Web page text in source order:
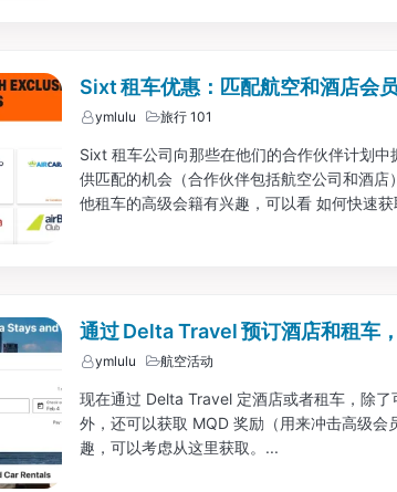
Sixt 租车优惠：匹配航空和酒店会
ymlulu 旅行 101
Sixt 租车公司向那些在他们的合作伙伴计划中
供匹配的机会（合作伙伴包括航空公司和酒店
他租车的高级会籍有兴趣，可以看 如何快速
通过 Delta Travel 预订酒店和租车
ymlulu 航空活动
现在通过 Delta Travel 定酒店或者租车，除
外，还可以获取 MQD 奖励（用来冲击高级会
趣，可以考虑从这里获取。...